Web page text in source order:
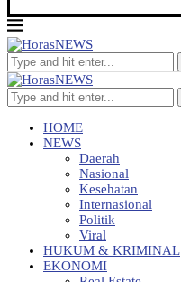
HOME
NEWS
Daerah
Nasional
Kesehatan
Internasional
Politik
Viral
HUKUM & KRIMINAL
EKONOMI